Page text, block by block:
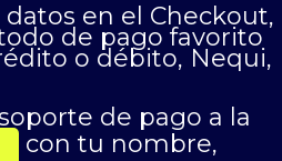
datos en el Checkout,
de pago favorito
o débito, Nequi,
de pago a la
con tu nombre,